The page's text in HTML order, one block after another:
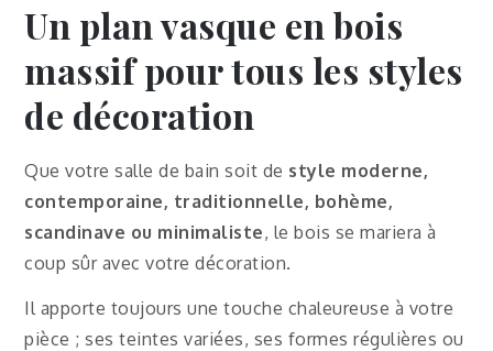
Un plan vasque en bois
massifpour tous les styles
de décoration
Que votre salle de bain soit de style moderne,
contemporaine, traditionnelle, bohème,
scandinave ou minimaliste, le bois se mariera à
coup sûr avec votre décoration.
Il apporte toujours une touche chaleureuse à votre
pièce ; ses teintes variées, ses formes régulières ou